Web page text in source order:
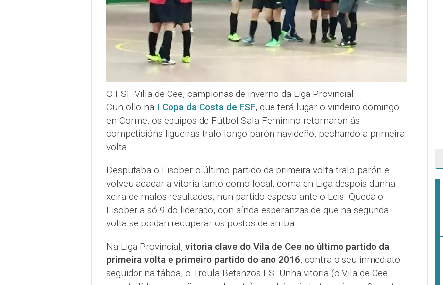
O FSF Villa de Cee, campionas de inverno da Liga Provincial
Cun ollo na I Copa da Costa de FSF, que terá lugar o vindeiro domingo
en Corme, os equipos de Fútbol Sala Feminino retornaron ás
competicións ligueiras tralo longo parón navideño, pechando a primeira
volta.
Desputaba o Fisober o último partido da primeira volta tralo parón e
volveu acadar a vitoria tanto como local, coma en Liga despois dunha
xeira de malos resultados, nun partido espeso ante o Leis. Queda o
Fisober a só 9 do liderado, con aínda esperanzas de que na segunda
volta se poidan recuperar os postos de arriba.
Na Liga Provincial, vitoria clave do Vila de Cee no último partido da
primeira volta e primeiro partido do ano 2016, contra o seu inmediato
seguidor na táboa, o Troula Betanzos FS. Unha vitoria (o Vila de Cee